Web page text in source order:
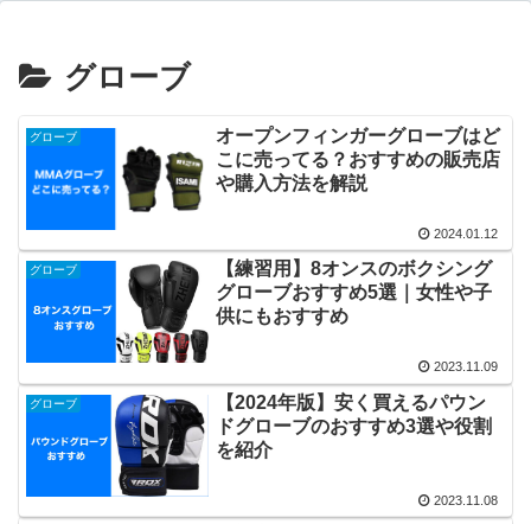
グローブ
グローブ
オープンフィンガーグローブはど
こに売ってる？おすすめの販売店
や購入方法を解説
2024.01.12
グローブ
【練習用】8オンスのボクシング
グローブおすすめ5選｜女性や子
供にもおすすめ
2023.11.09
グローブ
【2024年版】安く買えるパウン
ドグローブのおすすめ3選や役割
を紹介
2023.11.08